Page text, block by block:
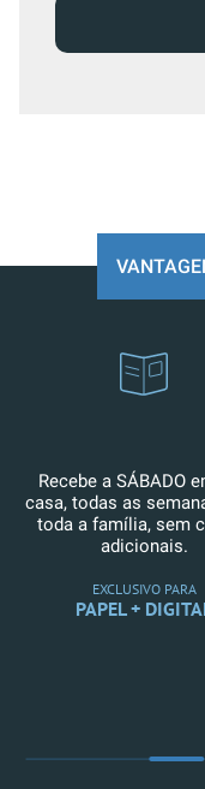
Recebe a SÁBADO
casa, todas as
toda a família, sem
adicionais.
EXCLUSIVO PARA
PAPEL +